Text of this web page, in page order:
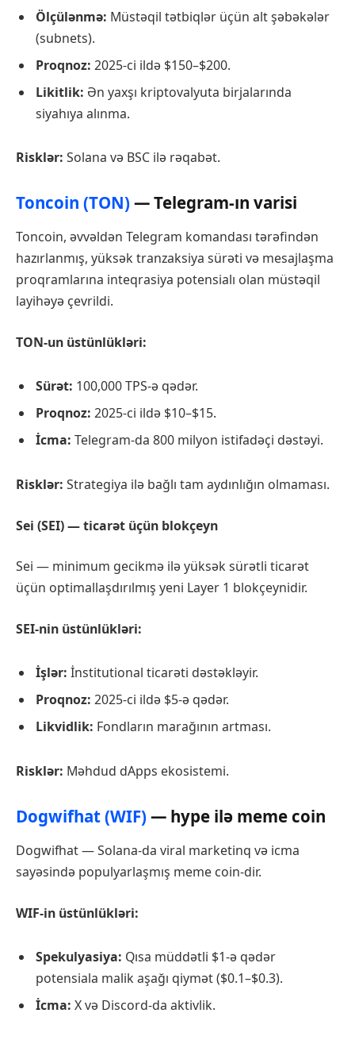
Ölçülənmə: Müstəqil tətbiqlər üçün alt şəbəkələr
(subnets).
Proqnoz: 2025-ci ildə $150–$200.
Likitlik: Ən yaxşı kriptovalyuta birjalarında
siyahıya alınma.
Risklər: Solana və BSC ilə rəqabət.
Toncoin (TON)— Telegram-ın varisi
Toncoin, əvvəldən Telegram komandası tərəfindən
hazırlanmış, yüksək tranzaksiya sürəti və mesajlaşma
proqramlarına inteqrasiya potensialı olan müstəqil
layihəyə çevrildi.
TON-un üstünlükləri:
Sürət: 100,000 TPS-ə qədər.
Proqnoz: 2025-ci ildə $10–$15.
İcma: Telegram-da 800 milyon istifadəçi dəstəyi.
Risklər: Strategiya ilə bağlı tam aydınlığın olmaması.
Sei (SEI) — ticarət üçün blokçeyn
Sei — minimum gecikmə ilə yüksək sürətli ticarət
üçün optimallaşdırılmış yeni Layer 1 blokçeynidir.
SEI-nin üstünlükləri:
İşlər: İnstitutional ticarəti dəstəkləyir.
Proqnoz: 2025-ci ildə $5-ə qədər.
Likvidlik: Fondların marağının artması.
Risklər: Məhdud dApps ekosistemi.
Dogwifhat (WIF)— hype ilə meme coin
Dogwifhat — Solana-da viral marketinq və icma
sayəsində populyarlaşmış meme coin-dir.
WIF-in üstünlükləri:
Spekulyasiya: Qısa müddətli $1-ə qədər
potensiala malik aşağı qiymət ($0.1–$0.3).
İcma: X və Discord-da aktivlik.